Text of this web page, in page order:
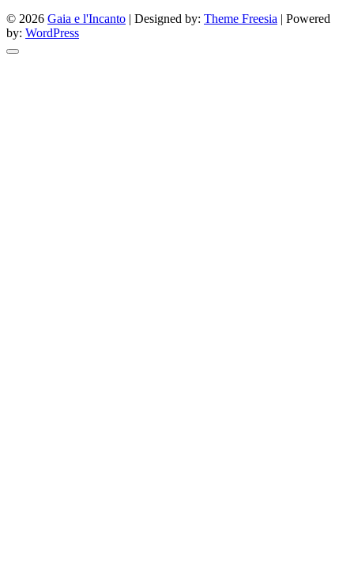
© 2026 Gaia e l'Incanto | Designed by: Theme Freesia | Powered
by: WordPress